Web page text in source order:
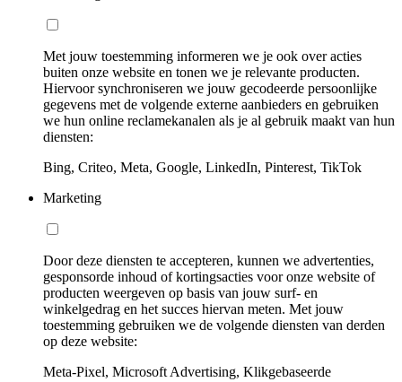
Met jouw toestemming informeren we je ook over acties
buiten onze website en tonen we je relevante producten.
Hiervoor synchroniseren we jouw gecodeerde persoonlijke
gegevens met de volgende externe aanbieders en gebruiken
we hun online reclamekanalen als je al gebruik maakt van hun
diensten:
Bing, Criteo, Meta, Google, LinkedIn, Pinterest, TikTok
Marketing
Door deze diensten te accepteren, kunnen we advertenties,
gesponsorde inhoud of kortingsacties voor onze website of
producten weergeven op basis van jouw surf- en
winkelgedrag en het succes hiervan meten. Met jouw
toestemming gebruiken we de volgende diensten van derden
op deze website:
Meta-Pixel, Microsoft Advertising, Klikgebaseerde